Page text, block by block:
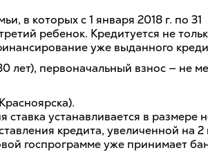
в которых с 1 января 2018 г. по 31
ребенок. Кредитуется не
уже выданного
лет), первоначальный взнос — не
устанавливается в размере
кредита, увеличенной на 2
госпрограмме уже принимает